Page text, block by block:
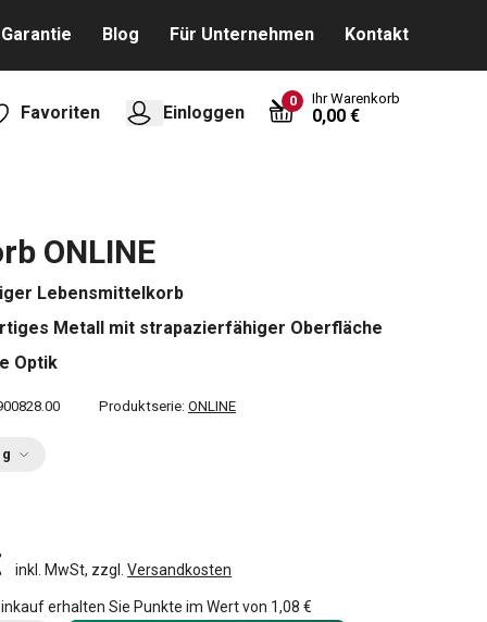
Garantie Blog Für Unternehmen Kontakt
Favoriten Einloggen
0 Ihr Warenkorb
0,00 €
ONLINE
Lebensmittelkorb
Metall mit strapazierfähiger Oberfläche
Optik
Produktserie: ONLINE
inkl. MwSt, zzgl. Versandkosten
erhalten Sie Punkte im Wert von 1,08 €